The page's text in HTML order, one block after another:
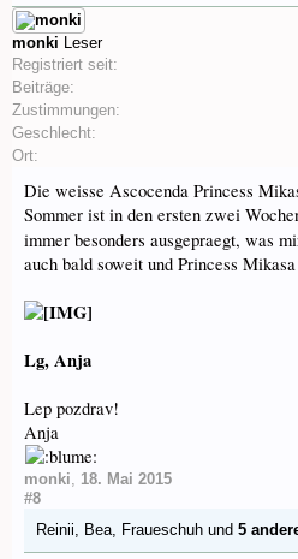
monki Leser
Registriert seit:
Beiträge:
Zustimmungen:
Geschlecht:
Ort:
Die weisse Ascocenda Princess
Sommer ist in den ersten zwei
immer besonders ausgepraegt, was
auch bald soweit und Princess
Lg, Anja
Lep pozdrav!
Anja
monki, 18. Mai 2015
#8
Reinii, Bea, Fraueschuh und 5